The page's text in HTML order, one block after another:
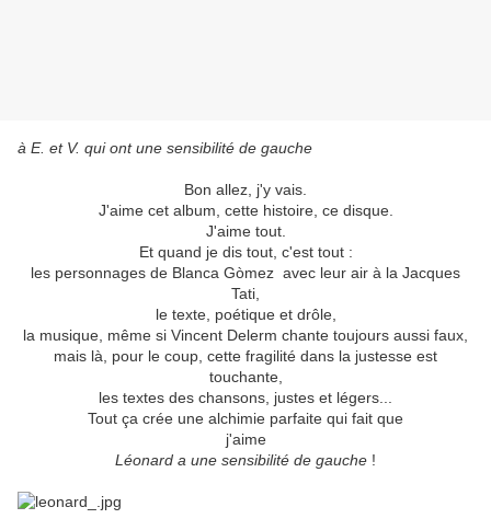
à E. et V. qui ont une sensibilité de gauche
Bon allez, j'y vais.
J'aime cet album, cette histoire, ce disque.
J'aime tout.
Et quand je dis tout, c'est tout :
les personnages de Blanca Gòmez avec leur air à la Jacques
Tati,
le texte, poétique et drôle,
la musique, même si Vincent Delerm chante toujours aussi faux,
mais là, pour le coup, cette fragilité dans la justesse est
touchante,
les textes des chansons, justes et légers...
Tout ça crée une alchimie parfaite qui fait que
j'aime
Léonard a une sensibilité de gauche !